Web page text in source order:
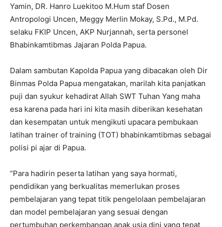
Yamin, DR. Hanro Luekitoo M.Hum staf Dosen
Antropologi Uncen, Meggy Merlin Mokay, S.Pd., M.Pd.
selaku FKIP Uncen, AKP Nurjannah, serta personel
Bhabinkamtibmas Jajaran Polda Papua.
Dalam sambutan Kapolda Papua yang dibacakan oleh Dir
Binmas Polda Papua mengatakan, marilah kita panjatkan
puji dan syukur kehadirat Allah SWT Tuhan Yang maha
esa karena pada hari ini kita masih diberikan kesehatan
dan kesempatan untuk mengikuti upacara pembukaan
latihan trainer of training (TOT) bhabinkamtibmas sebagai
polisi pi ajar di Papua.
“Para hadirin peserta latihan yang saya hormati,
pendidikan yang berkualitas memerlukan proses
pembelajaran yang tepat titik pengelolaan pembelajaran
dan model pembelajaran yang sesuai dengan
pertumbuhan perkembangan anak usia dini yang tepat